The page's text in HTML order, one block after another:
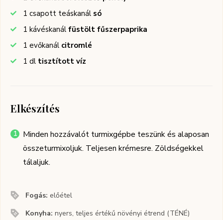
1 csapott teáskanál só
1 kávéskanál füstölt fűszerpaprika
1 evőkanál citromlé
1 dl tisztított víz
Elkészítés
Minden hozzávalót turmixgépbe teszünk és alaposan
összeturmixoljuk. Teljesen krémesre. Zöldségekkel
tálaljuk.
Fogás: előétel
Konyha:nyers, teljes értékű növényi étrend (TÉNÉ)